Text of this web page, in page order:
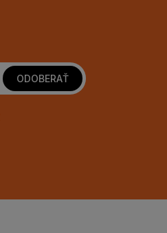
ODOBERAŤ